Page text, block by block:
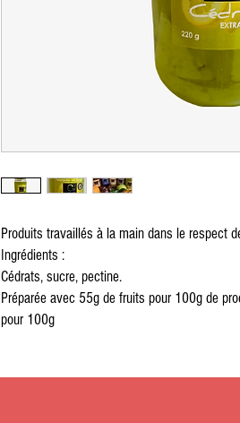
Produits travaillés à la main dans le respect
Ingrédients :
Cédrats, sucre, pectine.
Préparée avec 55g de fruits pour 100g de
pour 100g